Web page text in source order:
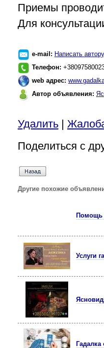
Приемы
Для
e-mail: Написать автору
Телефон:
web адрес:
Автор объявления:
Удалить |
Поделиться с
Другие похожие
Помощь
Услуги